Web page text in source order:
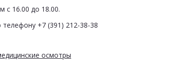
осмотры
с 16.00 до 18.00.
+7 (391) 212-38-38